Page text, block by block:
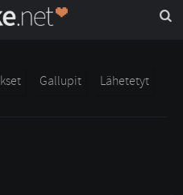
Gallupit
Lähetetyt